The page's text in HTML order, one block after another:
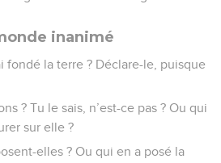
inanimé
fondé la terre ? Déclare-le, puisque
? Tu le sais, n’est-ce pas ? Ou qui
sur elle ?
elles ? Ou qui en a posé la